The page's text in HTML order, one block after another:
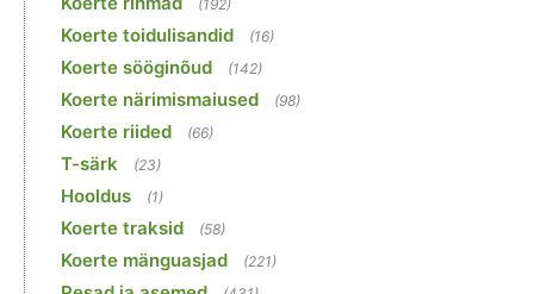
(192)
Koerte toidulisandid (16)
Koerte sööginõud (142)
Koerte närimismaiused (98)
Koerte riided (66)
T-särk (23)
Hooldus (1)
Koerte traksid (58)
Koerte mänguasjad (221)